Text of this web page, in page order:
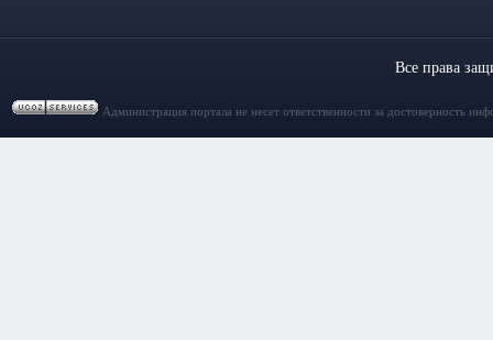
Все права
Администрация портала не несет ответственности за достоверность